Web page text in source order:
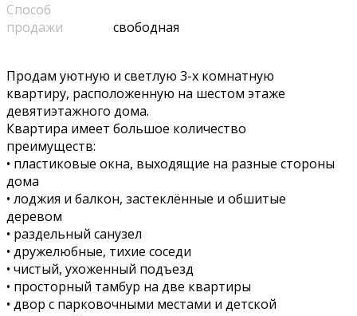
Способ
продажи
свободная
Продам уютную и светлую 3-х комнатную
квартиру, расположенную на шестом этаже
девятиэтажного дома.
Квартира имеет большое количество
преимуществ:
• пластиковые окна, выходящие на разные стороны
дома
• лоджия и балкон, застеклённые и обшитые
деревом
• раздельный санузел
• дружелюбные, тихие соседи
• чистый, ухоженный подъезд
• просторный тамбур на две квартиры
• двор с парковочными местами и детской